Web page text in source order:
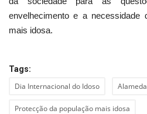
envelhecimento e a necessidade
mais idosa.
Tags:
Dia Internacional do Idoso
Protecção da população mais idosa